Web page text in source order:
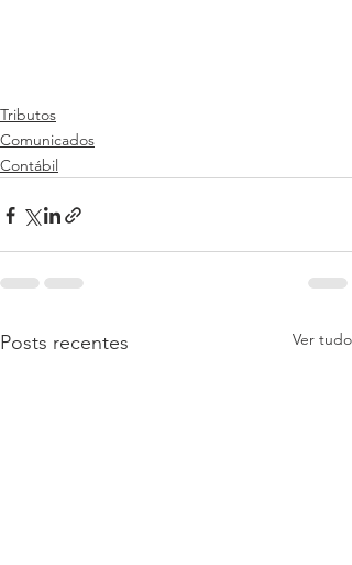
Tributos
Comunicados
Contábil
Posts recentes Ver tudo